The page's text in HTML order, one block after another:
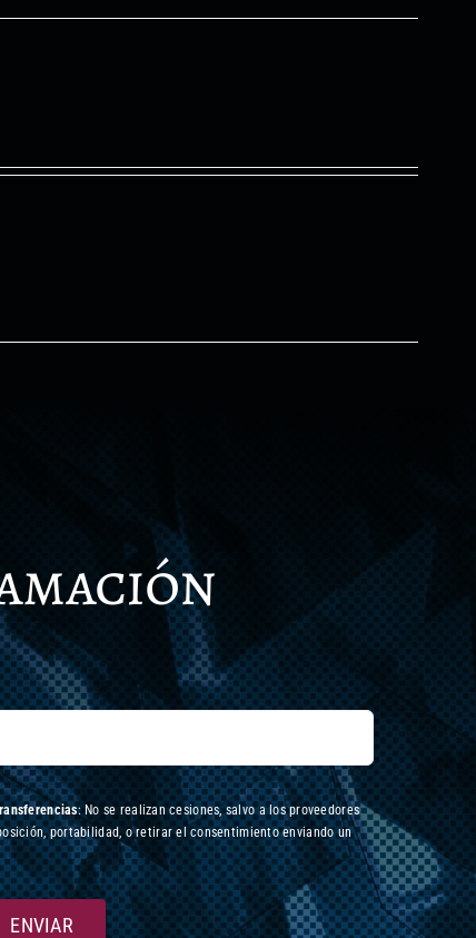
: No se realizan cesiones, salvo a los proveedores
portabilidad, o retirar el consentimiento enviando un
ENVIAR